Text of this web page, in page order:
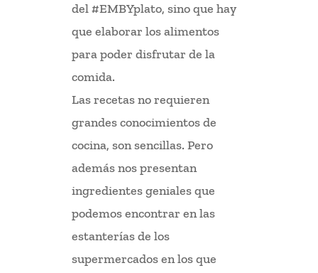
del #EMBYplato, sino que hay
que elaborar los alimentos
para poder disfrutar de la
comida.
Las recetas no requieren
grandes conocimientos de
cocina, son sencillas. Pero
además nos presentan
ingredientes geniales que
podemos encontrar en las
estanterías de los
supermercados en los que